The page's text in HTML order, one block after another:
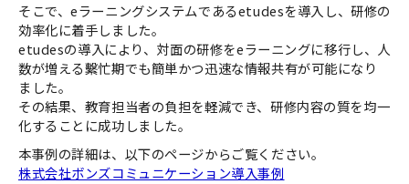
そこで、eラーニングシステムであるetudesを導入し、研修の
効率化に着手しました。
etudesの導入により、対面の研修をeラーニングに移行し、人
数が増える繫忙期でも簡単かつ迅速な情報共有が可能になり
ました。
その結果、教育担当者の負担を軽減でき、研修内容の質を均一
化することに成功しました。
本事例の詳細は、以下のページからご覧ください。
株式会社ボンズコミュニケーション導入事例